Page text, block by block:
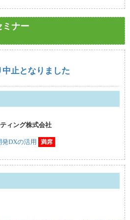
ミナー
止となりました
ィング株式会社
DXの活用 満席